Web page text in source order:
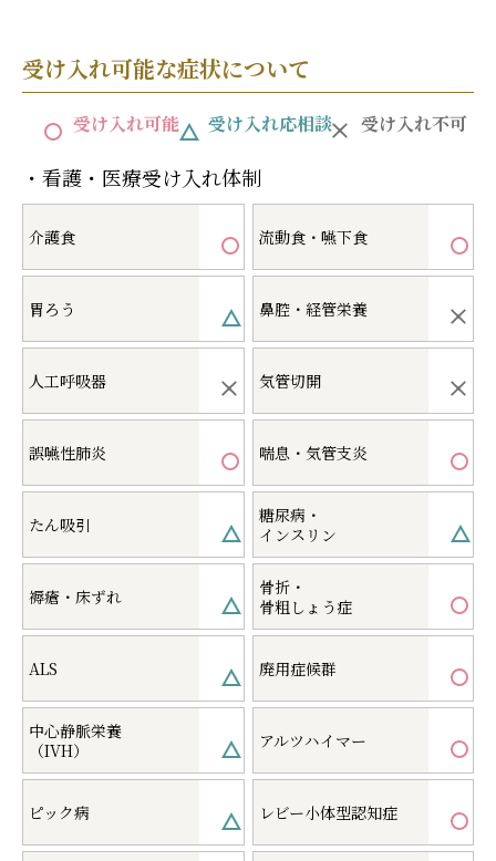
受け入れ可能な症状について
受け入れ可能 受け入れ応相談 受け入れ不可
・看護・医療受け入れ体制
介護食 流動食・嚥下食
胃ろう 鼻腔・経管栄養
人工呼吸器 気管切開
誤嚥性肺炎 喘息・気管支炎
たん吸引
糖尿病・
インスリン
褥瘡・床ずれ
骨折・
骨粗しょう症
ALS 廃用症候群
中心静脈栄養
（IVH）
アルツハイマー
ピック病 レビー小体型認知症